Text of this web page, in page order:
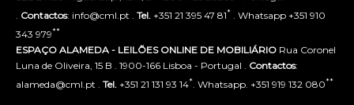
Contactos: info@cml.pt . Tel. +351 21 395 47 81* . Whatsapp +351 910
343 979**
ESPAÇO ALAMEDA - LEILÕES ONLINE DE MOBILIÁRIO Rua Coronel
Luna de Oliveira, 15 B . 1900-166 Lisboa - Portugal . Contactos:
alameda@cml.pt . Tel. +351 21 131 93 14* . Whatsapp. +351 919 132 080**